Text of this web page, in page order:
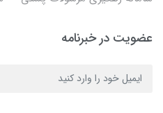
عضویت در خبرنامه